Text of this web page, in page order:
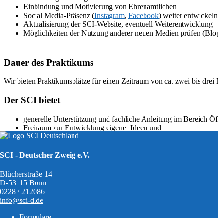
Einbindung und Motivierung von Ehrenamtlichen
Social Media-Präsenz (Instagram, Facebook) weiter entwickeln
Aktualisierung der SCI-Website, eventuell Weiterentwicklung
Möglichkeiten der Nutzung anderer neuen Medien prüfen
Dauer des Praktikums
Wir bieten Praktikumsplätze für einen Zeitraum von ca. zwei bis
Der SCI bietet
generelle Unterstützung und fachliche Anleitung im Bereich
Freiraum zur Entwicklung eigener Ideen und
ein qualifiziertes Zeugnis zum Ende des Praktikums.
Als Nicht-Regierungsorganisation verfügt der SCI nur über geringe
Der SCI erwartet
Interesse (und wenn möglich erste Erfahrungen) an
SCI - Deutscher Zweig e.V.
Blücherstraße 14
D-53115 Bonn
0228 / 212086
info@sci-d.de